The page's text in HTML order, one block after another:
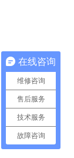
在线咨询
维修咨询
售后服务
技术服务
故障咨询